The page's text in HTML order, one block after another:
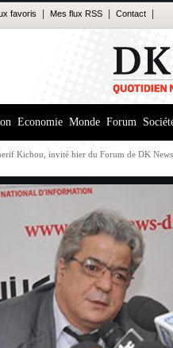
favoris Mes flux RSS Contact
Economie Monde Forum
Kichou, invité hier du Forum de DK